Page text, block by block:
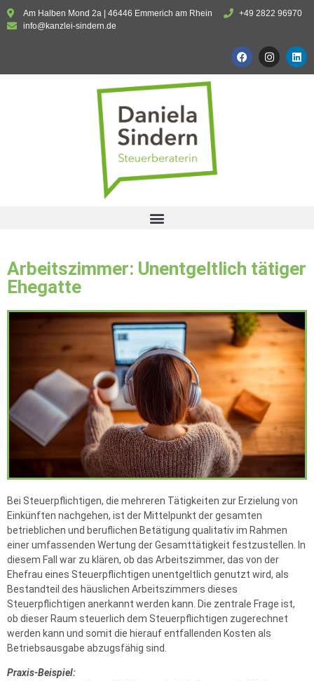
Am Halben Mond 2a | 46446 Emmerich am Rhein
+49 2822 96970
info@kanzlei-sindern.de
Arbeitszimmer: Unentgeltlich tätiger
Ehegatte
Bei Steuerpflichtigen, die mehreren Tätigkeiten zur Erzielung von
Einkünften nachgehen, ist der Mittelpunkt der gesamten
betrieblichen und beruflichen Betätigung qualitativ im Rahmen
einer umfassenden Wertung der Gesamttätigkeit festzustellen. In
diesem Fall war zu klären, ob das Arbeitszimmer, das von der
Ehefrau eines Steuerpflichtigen unentgeltlich genutzt wird, als
Bestandteil des häuslichen Arbeitszimmers dieses
Steuerpflichtigen anerkannt werden kann. Die zentrale Frage ist,
ob dieser Raum steuerlich dem Steuerpflichtigen zugerechnet
werden kann und somit die hierauf entfallenden Kosten als
Betriebsausgabe abzugsfähig sind.
Praxis-Beispiel: